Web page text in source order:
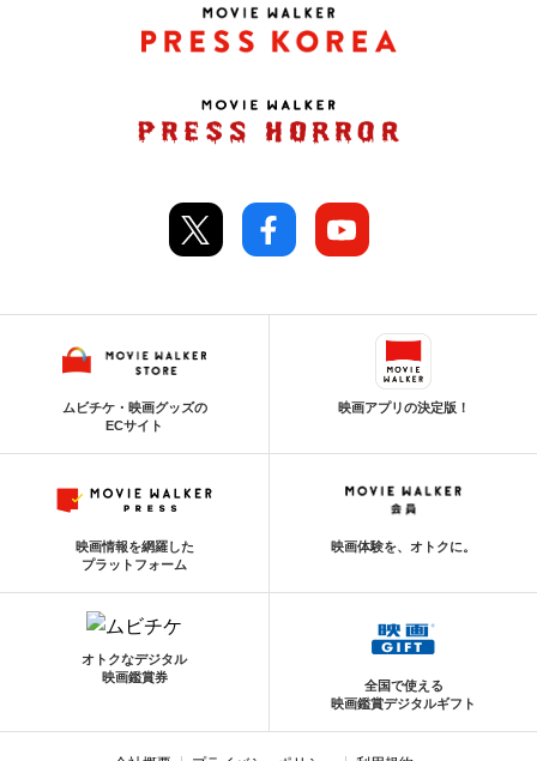
ムビチケ・映画グッズの
ECサイト
映画アプリの決定版！
映画情報を網羅した
プラットフォーム
映画体験を、オトクに。
オトクなデジタル
映画鑑賞券
全国で使える
映画鑑賞デジタルギフト